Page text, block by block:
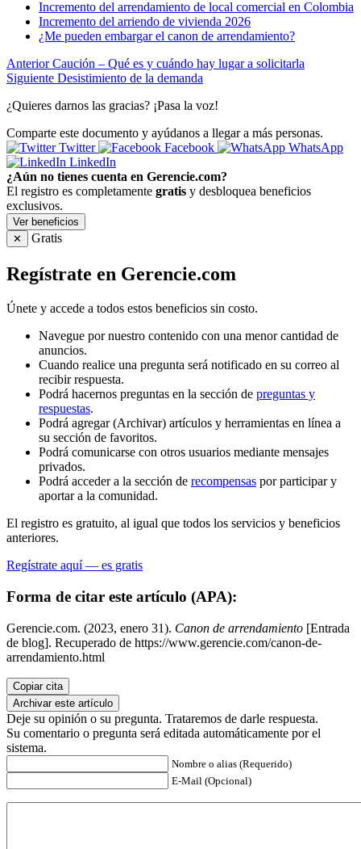
Incremento del arrendamiento de local comercial en Colombia
Incremento del arriendo de vivienda 2026
¿Me pueden embargar el canon de arrendamiento?
Anterior Caución – Qué es y cuándo hay lugar a solicitarla
Siguiente Desistimiento de la demanda
¿Quieres darnos las gracias? ¡Pasa la voz!
Comparte este documento y ayúdanos a llegar a más personas.
Twitter
Facebook
WhatsApp
LinkedIn
¿Aún no tienes cuenta en Gerencie.com?
El registro es completamente gratis y desbloquea beneficios
exclusivos.
Ver beneficios
✕
Gratis
Regístrate en Gerencie.com
Únete y accede a todos estos beneficios sin costo.
Navegue por nuestro contenido con una menor cantidad de
anuncios.
Cuando realice una pregunta será notificado en su correo al
recibir respuesta.
Podrá hacernos preguntas en la sección de preguntas y
respuestas.
Podrá agregar (Archivar) artículos y herramientas en línea a
su sección de favoritos.
Podrá comunicarse con otros usuarios mediante mensajes
privados.
Podrá acceder a la sección de recompensas por participar y
aportar a la comunidad.
El registro es gratuito, al igual que todos los servicios y beneficios
anteriores.
Regístrate aquí — es gratis
Forma de citar este artículo (APA):
Gerencie.com. (2023, enero 31). Canon de arrendamiento [Entrada
de blog]. Recuperado de https://www.gerencie.com/canon-de-
arrendamiento.html
Copiar cita
Archivar este artículo
Deje su opinión o su pregunta. Trataremos de darle respuesta.
Su comentario o pregunta será editada automáticamente por el
sistema.
Nombre o alias (Requerido)
E-Mail (Opcional)